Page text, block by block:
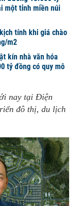
một tỉnh miền núi
tính khi giá chào
m2
kín nhà văn hóa
tỷ đồng có quy mô
nay tại Điện
đô thị, du lịch